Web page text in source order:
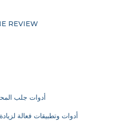
REVIEW
أدوات جلب
أدوات وتطبيقات فعالة